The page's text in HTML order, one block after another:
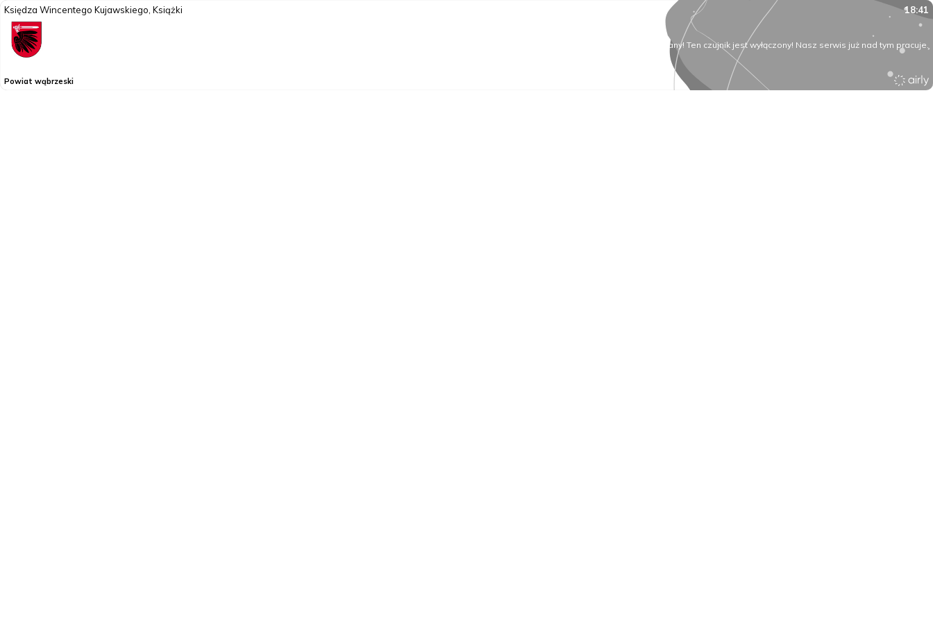
Księdza Wincentego Kujawskiego, Książki 18:41
O rany! Ten czujnik jest wyłączony! Nasz serwis już nad tym pracuje.
Powiat wąbrzeski